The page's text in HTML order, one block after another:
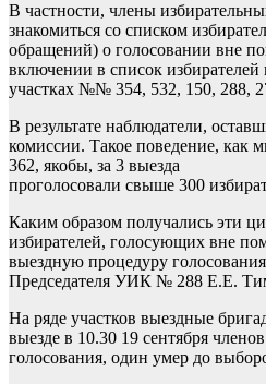
В частности, члены
знакомиться со списком
обращений) о голосовании вне
включении в список
участках №№ 354, 532, 150, 288,
В результате наблюдатели,
комиссии. Такое поведение, как
362, якобы, за 3 выезда
проголосовали свыше 300
Каким образом получались эти
избирателей, голосующих вне
выездную процедуру
Председателя УИК № 288 Е.Е.
На ряде участков выездные
выезде в 10.30 19 сентября
голосования, один умер до